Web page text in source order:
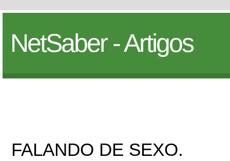
NetSaber - Artigos
FALANDO DE SEXO.